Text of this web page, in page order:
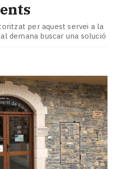
per aquest servei a la
demana buscar una solució